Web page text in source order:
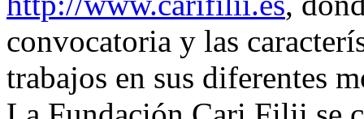
convocatoria y las
trabajos en sus diferentes